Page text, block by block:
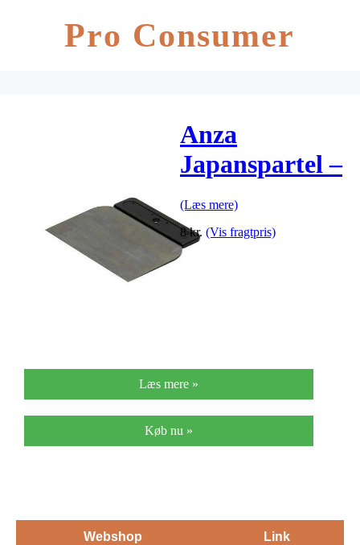
Pro Consumer
Anza
Japanspartel –
Størrelse – 25
mm
(Læs mere)
8 kr. (Vis fragtpris)
Læs mere »
Køb nu »
Webshop Link